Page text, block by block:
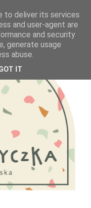
to deliver its services
and user-agent are
and security
generate usage
abuse.
IT